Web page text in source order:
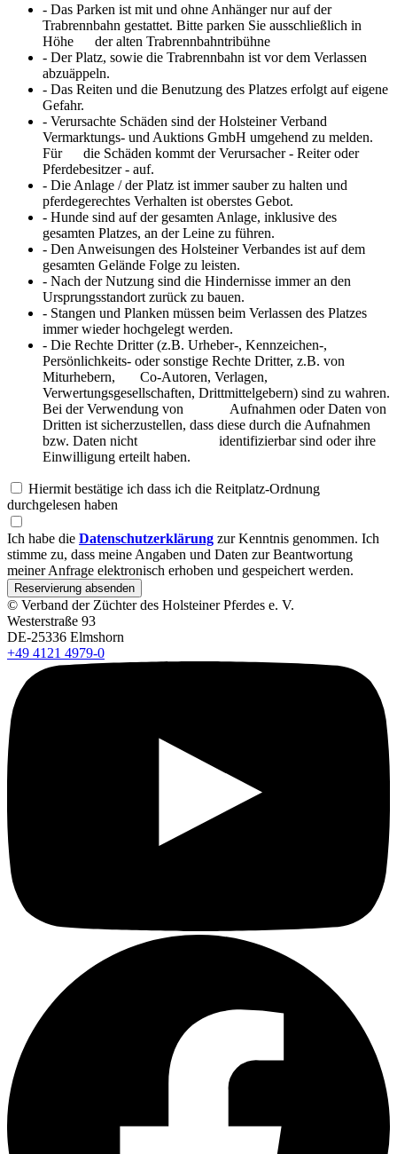
- Das Parken ist mit und ohne Anhänger nur auf der
Trabrennbahn gestattet. Bitte parken Sie ausschließlich in
Höhe der alten Trabrennbahntribühne
- Der Platz, sowie die Trabrennbahn ist vor dem Verlassen
abzuäppeln.
- Das Reiten und die Benutzung des Platzes erfolgt auf eigene
Gefahr.
- Verursachte Schäden sind der Holsteiner Verband
Vermarktungs- und Auktions GmbH umgehend zu melden.
Für die Schäden kommt der Verursacher - Reiter oder
Pferdebesitzer - auf.
- Die Anlage / der Platz ist immer sauber zu halten und
pferdegerechtes Verhalten ist oberstes Gebot.
- Hunde sind auf der gesamten Anlage, inklusive des
gesamten Platzes, an der Leine zu führen.
- Den Anweisungen des Holsteiner Verbandes ist auf dem
gesamten Gelände Folge zu leisten.
- Nach der Nutzung sind die Hindernisse immer an den
Ursprungsstandort zurück zu bauen.
- Stangen und Planken müssen beim Verlassen des Platzes
immer wieder hochgelegt werden.
- Die Rechte Dritter (z.B. Urheber-, Kennzeichen-,
Persönlichkeits- oder sonstige Rechte Dritter, z.B. von
Miturhebern, Co-Autoren, Verlagen,
Verwertungsgesellschaften, Drittmittelgebern) sind zu wahren.
Bei der Verwendung von Aufnahmen oder Daten von
Dritten ist sicherzustellen, dass diese durch die Aufnahmen
bzw. Daten nicht identifizierbar sind oder ihre
Einwilligung erteilt haben.
Hiermit bestätige ich dass ich die Reitplatz-Ordnung
durchgelesen haben
Ich habe die Datenschutzerklärung zur Kenntnis genommen. Ich
stimme zu, dass meine Angaben und Daten zur Beantwortung
meiner Anfrage elektronisch erhoben und gespeichert werden.
Reservierung absenden
© Verband der Züchter des Holsteiner Pferdes e. V.
Westerstraße 93
DE-25336 Elmshorn
+49 4121 4979-0